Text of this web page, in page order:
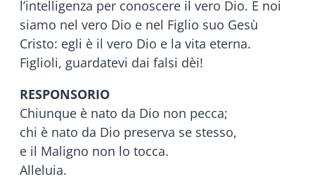
l’intelligenza per conoscere il vero Dio. E noi
siamo nel vero Dio e nel Figlio suo Gesù
Cristo: egli è il vero Dio e la vita eterna.
Figlioli, guardatevi dai falsi dèi!
RESPONSORIO
Chiunque è nato da Dio non pecca;
chi è nato da Dio preserva se stesso,
e il Maligno non lo tocca.
Alleluia.